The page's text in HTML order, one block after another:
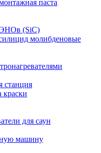
паста
(SiC)
молибденовые
станция
краски
для саун
машину